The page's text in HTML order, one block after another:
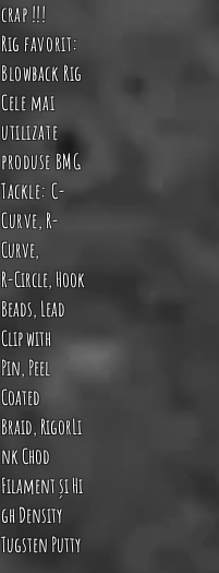
crap !!!
Rig favorit:
Blowback Rig
Cele mai
utilizate
produse BMG
Tackle: C-
Curve,R-
Curve,
R-Circle,Hook
Beads, Lead
Clip with
Pin,Peel
Coated
Braid,RigorLi
nk Chod
FilamentșiHi
gh Density
Tugsten Putty